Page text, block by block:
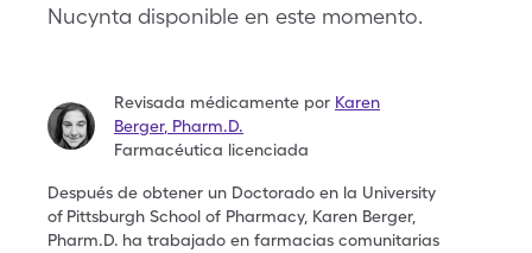
Nucynta disponible en este momento.
Revisada médicamente por Karen
Berger, Pharm.D.
Farmacéutica licenciada
Después de obtener un Doctorado en la University
of Pittsburgh School of Pharmacy, Karen Berger,
Pharm.D. ha trabajado en farmacias comunitarias